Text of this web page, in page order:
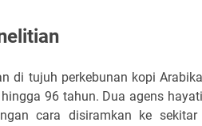
di tujuh perkebunan kopi
96 tahun. Dua agens
cara disiramkan ke